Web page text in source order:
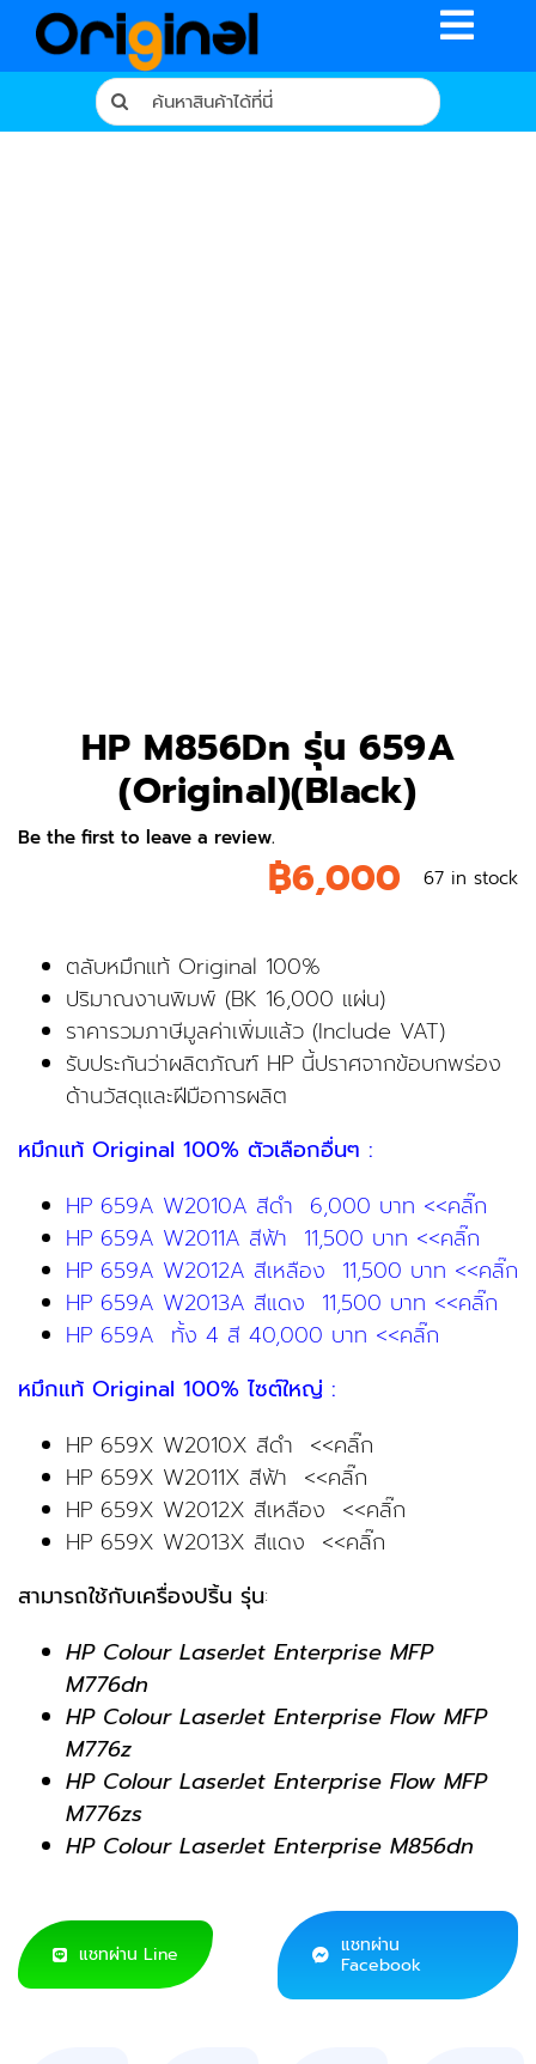
Toggle
Search
for:
HP M856Dn รุ่น 659A
(Original)(Black)
Be the first to leave a review.
฿6,000 67 in stock
ตลับหมึกแท้ Original 100%
ปริมาณงานพิมพ์ (BK 16,000 แผ่น)
ราคารวมภาษีมูลค่าเพิ่มแล้ว (Include VAT)
รับประกันว่าผลิตภัณฑ์ HP นี้ปราศจากข้อบกพร่อง
ด้านวัสดุและฝีมือการผลิต
หมึกแท้ Original 100% ตัวเลือกอื่นๆ :
HP 659A W2010A สีดำ 6,000 บาท <<คลิ๊ก
HP 659A W2011A สีฟ้า 11,500 บาท <<คลิ๊ก
HP 659A W2012A สีเหลือง 11,500 บาท <<คลิ๊ก
HP 659A W2013A สีแดง 11,500 บาท <<คลิ๊ก
HP 659A ทั้ง 4 สี 40,000 บาท <<คลิ๊ก
หมึกแท้ Original 100% ไซต์ใหญ่ :
HP 659X W2010X สีดำ <<คลิ๊ก
HP 659X W2011X สีฟ้า <<คลิ๊ก
HP 659X W2012X สีเหลือง <<คลิ๊ก
HP 659X W2013X สีแดง <<คลิ๊ก
สามารถใช้กับเครื่องปริ้น รุ่น:
HP Colour LaserJet Enterprise MFP
M776dn
HP Colour LaserJet Enterprise Flow MFP
M776z
HP Colour LaserJet Enterprise Flow MFP
M776zs
HP Colour LaserJet Enterprise M856dn
แชทผ่าน Line
แชทผ่าน
Facebook